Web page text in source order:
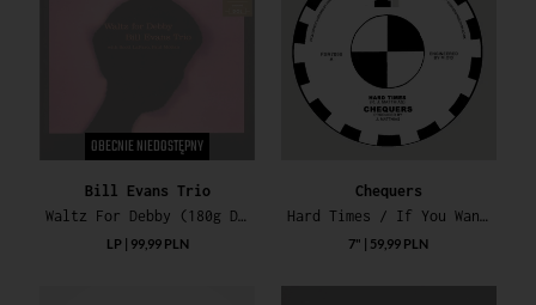
OBECNIE NIEDOSTĘPNY
Bill Evans Trio
Waltz For Debby (180g Deluxe Gatefold Edition)
LP | 99,99 PLN
Chequers
Hard Times / If You Want My Love
7" | 59,99 PLN